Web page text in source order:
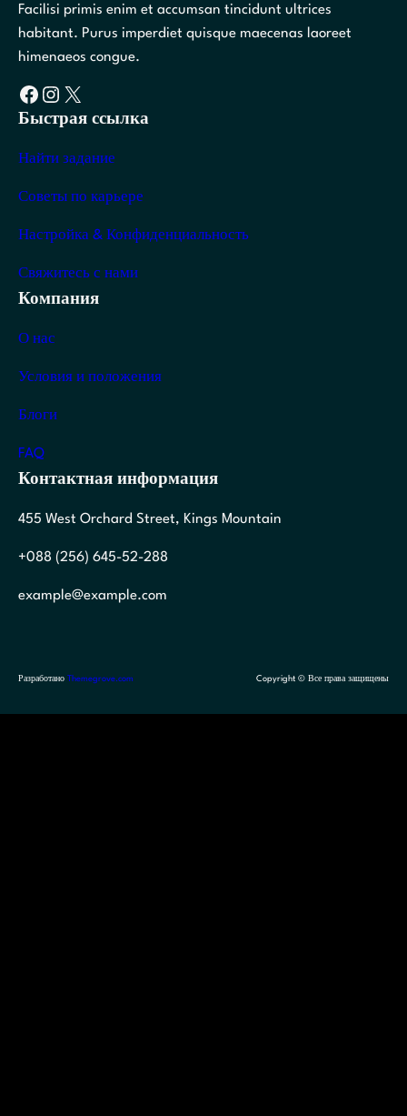
Facilisi primis enim et accumsan tincidunt ultrices
habitant. Purus imperdiet quisque maecenas laoreet
himenaeos congue.
Facebook Instagram X
Быстрая ссылка
Найти задание
Советы по карьере
Настройка & Конфиденциальность
Свяжитесь с нами
Компания
О нас
Условия и положения
Блоги
FAQ
Контактная информация
455 West Orchard Street, Kings Mountain
+088 (256) 645-52-288
example@example.com
Разработано Themegrove.com Copyright © Все права защищены